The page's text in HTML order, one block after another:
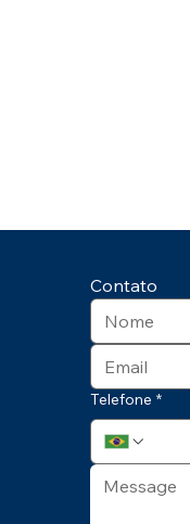
Contato
Telefone *